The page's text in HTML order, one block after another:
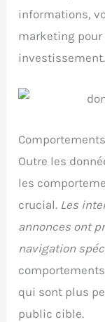
informations,
marketing
investissement.
Outre les
les
crucial. Les
annonces ont
navigation
qui sont plus
public cible.